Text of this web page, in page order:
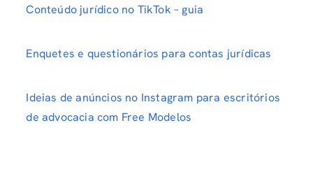
Conteúdo jurídico no TikTok – guia
Enquetes e questionários para contas jurídicas
Ideias de anúncios no Instagram para escritórios
de advocacia com Free Modelos